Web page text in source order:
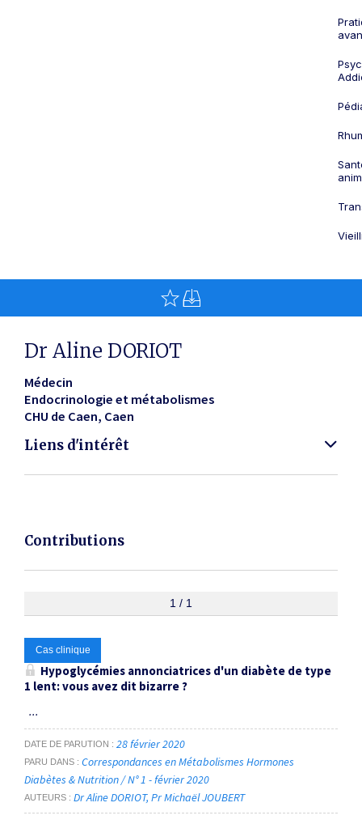
Dr Aline DORIOT
Médecin
Endocrinologie et métabolismes
CHU de Caen Caen
Liens d'intérêt
Contributions
1 / 1
Cas clinique
Hypoglycémies annonciatrices d'un diabète de type
1 lent: vous avez dit bizarre ?
...
DATE DE PARUTION 28 février 2020
PARU DANS
Correspondances en Métabolismes Hormones
Diabètes & Nutrition / N° 1 - février 2020
AUTEURS Dr Aline DORIOT Pr Michaël JOUBERT